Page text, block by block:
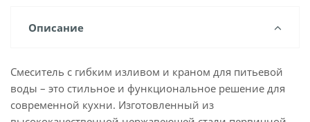
Описание
Смеситель с гибким изливом и краном для питьевой
воды – это стильное и функциональное решение для
современной кухни. Изготовленный из